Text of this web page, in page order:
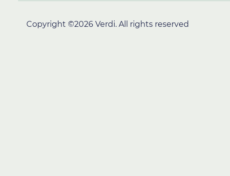
Copyright ©2026 Verdi. All rights reserved